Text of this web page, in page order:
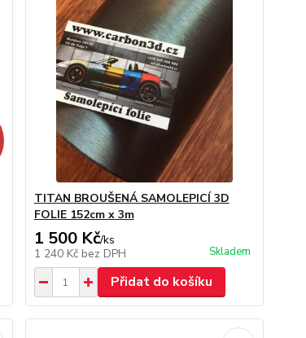
TITAN BROUŠENÁ SAMOLEPICÍ 3D
FOLIE 152cm x 3m
1 500 Kč/ks
1 240 Kč bez DPH Skladem
Přidat do košíku